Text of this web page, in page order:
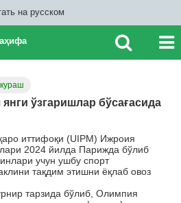
на русском
ўзгаришлар бўсағасида
иттифоқи (UIPM) Ижроия
2024 йилда Парижда бўлиб
учун ушбу спорт
тақдим этишни ёқлаб овоз
тарзида бўлиб, Олимпия